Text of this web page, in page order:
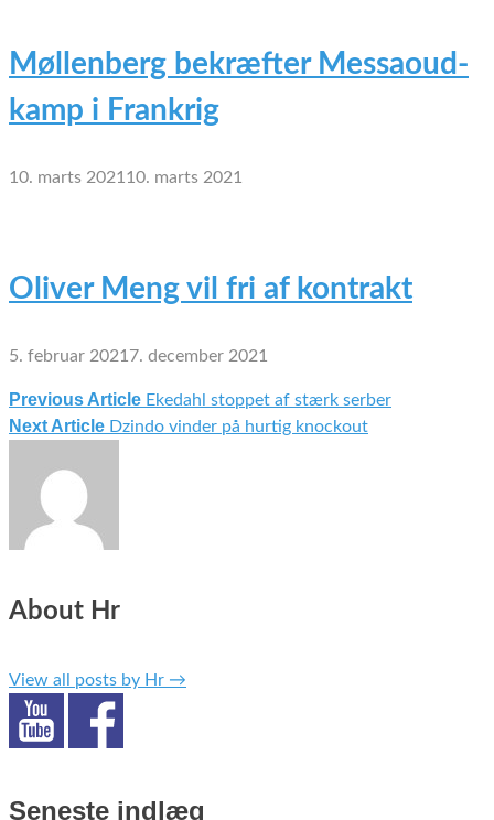
Møllenberg bekræfter Messaoud-
kamp i Frankrig
10. marts 2021 10. marts 2021
Oliver Meng vil fri af kontrakt
5. februar 2021 7. december 2021
Indlægsnavigation
Previous Article Ekedahl stoppet af stærk serber
Next Article Dzindo vinder på hurtig knockout
About Hr
View all posts by Hr →
Seneste indlæg